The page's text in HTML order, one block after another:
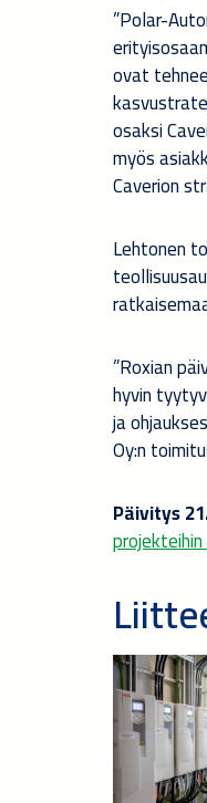
”Polar-
ovat
osaksi
myös
Caverion
Lehtonen
”Roxian
hyvin
ja
Oy:n
Päivitys